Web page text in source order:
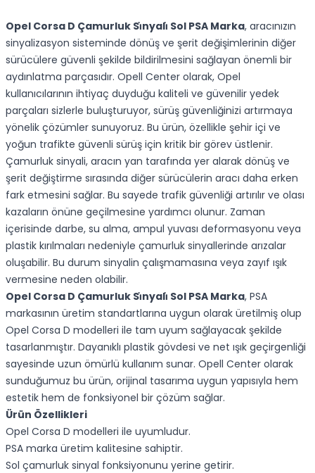
Opel Corsa D Çamurluk Si̇nyali̇ Sol PSA Marka, aracınızın
sinyalizasyon sisteminde dönüş ve şerit değişimlerinin diğer
sürücülere güvenli şekilde bildirilmesini sağlayan önemli bir
aydınlatma parçasıdır. Opell Center olarak, Opel
kullanıcılarının ihtiyaç duyduğu kaliteli ve güvenilir yedek
parçaları sizlerle buluşturuyor, sürüş güvenliğinizi artırmaya
yönelik çözümler sunuyoruz. Bu ürün, özellikle şehir içi ve
yoğun trafikte güvenli sürüş için kritik bir görev üstlenir.
Çamurluk sinyali, aracın yan tarafında yer alarak dönüş ve
şerit değiştirme sırasında diğer sürücülerin aracı daha erken
fark etmesini sağlar. Bu sayede trafik güvenliği artırılır ve olası
kazaların önüne geçilmesine yardımcı olunur. Zaman
içerisinde darbe, su alma, ampul yuvası deformasyonu veya
plastik kırılmaları nedeniyle çamurluk sinyallerinde arızalar
oluşabilir. Bu durum sinyalin çalışmamasına veya zayıf ışık
vermesine neden olabilir.
Opel Corsa D Çamurluk Si̇nyali̇ Sol PSA Marka, PSA
markasının üretim standartlarına uygun olarak üretilmiş olup
Opel Corsa D modelleri ile tam uyum sağlayacak şekilde
tasarlanmıştır. Dayanıklı plastik gövdesi ve net ışık geçirgenliği
sayesinde uzun ömürlü kullanım sunar. Opell Center olarak
sunduğumuz bu ürün, orijinal tasarıma uygun yapısıyla hem
estetik hem de fonksiyonel bir çözüm sağlar.
Ürün Özellikleri
Opel Corsa D modelleri ile uyumludur.
PSA marka üretim kalitesine sahiptir.
Sol çamurluk sinyal fonksiyonunu yerine getirir.